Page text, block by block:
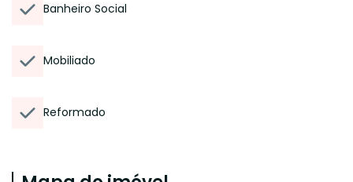
Banheiro Social
Mobiliado
Reformado